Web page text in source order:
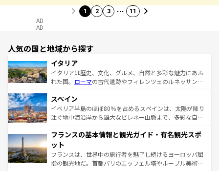
1 2 3 … 11
AD
AD
人気の国と地域から探す
イタリア
イタリアは歴史、文化、グルメ、自然と多彩な魅力にあふ
れた国。 ローマの古代遺跡やフィレンツェのルネッサンス
ろん、トスカーナの美しい田園風景やアマルフィ海岸の絶
景など、自然景観も見逃せない。観光の合間には、本場の
ピザやパスタなど、絶品のイタリア料理を堪能することも
ませてくれるイタリアで、忘れられない旅をしてみよう！
なお、新着のイタリア情報は
しい。
スペイン
イベリア半島のほぼ80％を占めるスペインは、太陽が降り
注ぐ地中海沿岸から雄大なピレネー山脈まで、多彩な自然
文化が根付くこの国では、情熱的なフラメンコ、熱気あふ
れる闘牛、そして美味しいタパスが生活の一部となってい
る。首都マドリードの洗練された雰囲気や、バルセロナの
アートに溢れた街角から、地方では古代ローマ遺跡や中世
フランスの基本情報と観光ガイド・有名観光スポ
ット
フランスは、世界中の旅行者を魅了し続けるヨーロッパ屈
指の観光地だ。首都パリのエッフェル塔やルーブル美術館